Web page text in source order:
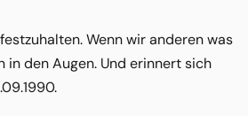
Wenn wir anderen was
in den Augen. Und erinnert sich